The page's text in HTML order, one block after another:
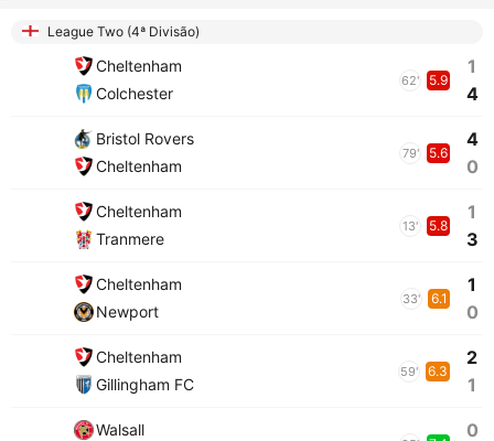
League Two (4ª Divisão)
Cheltenham
Colchester
62' 5.9
1
4
Bristol Rovers
Cheltenham
79' 5.6
4
0
Cheltenham
Tranmere
13' 5.8
1
3
Cheltenham
Newport
33' 6.1
1
0
Cheltenham
Gillingham FC
59' 6.3
2
1
Walsall
0